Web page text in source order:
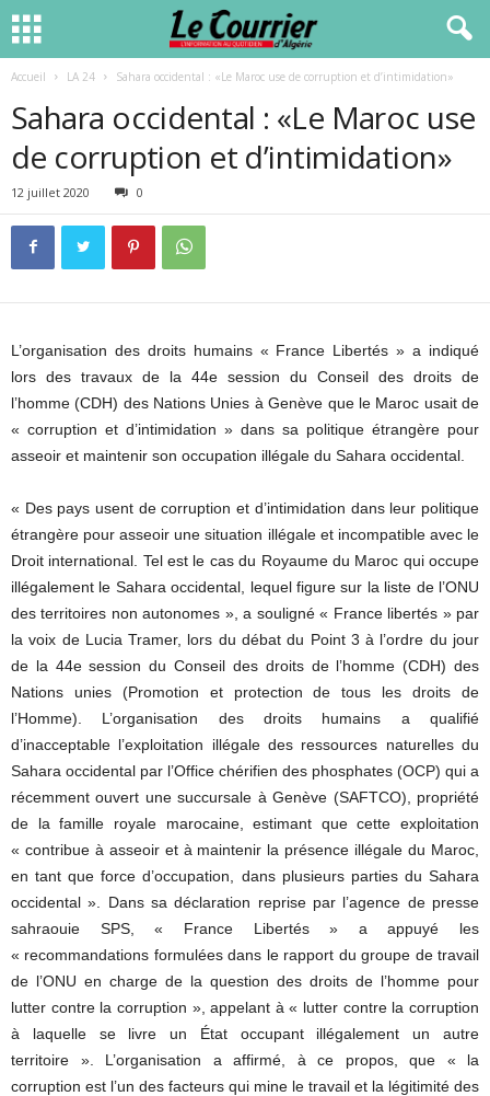
Accueil LA 24 Sahara occidental : «Le Maroc use de corruption et d’intimidation»
Sahara occidental : «Le Maroc use
de corruption et d’intimidation»
12 juillet 2020 0
L’organisation des droits humains « France Libertés » a indiqué
lors des travaux de la 44e session du Conseil des droits de
l’homme (CDH) des Nations Unies à Genève que le Maroc usait de
« corruption et d’intimidation » dans sa politique étrangère pour
asseoir et maintenir son occupation illégale du Sahara occidental.
« Des pays usent de corruption et d’intimidation dans leur politique
étrangère pour asseoir une situation illégale et incompatible avec le
Droit international. Tel est le cas du Royaume du Maroc qui occupe
illégalement le Sahara occidental, lequel figure sur la liste de l’ONU
des territoires non autonomes », a souligné « France libertés » par
la voix de Lucia Tramer, lors du débat du Point 3 à l’ordre du jour
de la 44e session du Conseil des droits de l’homme (CDH) des
Nations unies (Promotion et protection de tous les droits de
l’Homme). L’organisation des droits humains a qualifié
d’inacceptable l’exploitation illégale des ressources naturelles du
Sahara occidental par l’Office chérifien des phosphates (OCP) qui a
récemment ouvert une succursale à Genève (SAFTCO), propriété
de la famille royale marocaine, estimant que cette exploitation
« contribue à asseoir et à maintenir la présence illégale du Maroc,
en tant que force d’occupation, dans plusieurs parties du Sahara
occidental ». Dans sa déclaration reprise par l’agence de presse
sahraouie SPS, « France Libertés » a appuyé les
« recommandations formulées dans le rapport du groupe de travail
de l’ONU en charge de la question des droits de l’homme pour
lutter contre la corruption », appelant à « lutter contre la corruption
à laquelle se livre un État occupant illégalement un autre
territoire ». L’organisation a affirmé, à ce propos, que « la
corruption est l’un des facteurs qui mine le travail et la légitimité des